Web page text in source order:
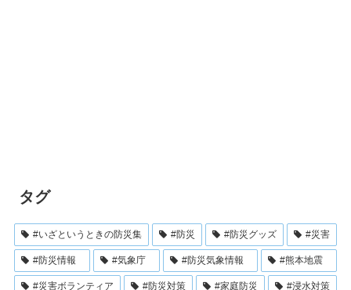
タグ
#いざというときの防災集 #防災 #防災グッズ #災害
#防災情報 #気象庁 #防災気象情報 #熊本地震
#災害ボランティア #防災対策 #家庭防災 #浸水対策